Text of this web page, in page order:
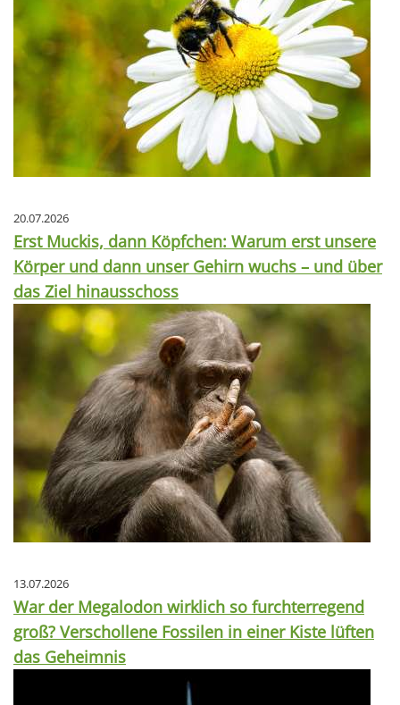
20.07.2026
Erst Muckis, dann Köpfchen: Warum erst unsere
Körper und dann unser Gehirn wuchs – und über
das Ziel hinausschoss
13.07.2026
War der Megalodon wirklich so furchterregend
groß? Verschollene Fossilen in einer Kiste lüften
das Geheimnis